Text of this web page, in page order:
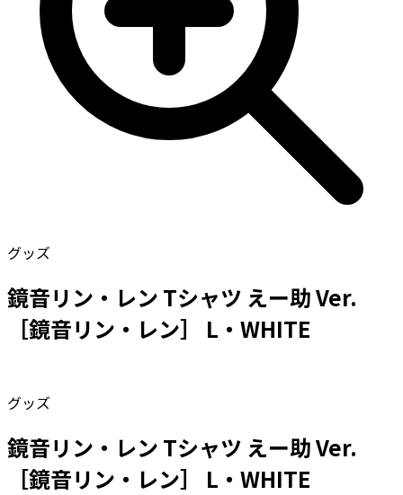
グッズ
鏡音リン・レン Tシャツ えー助 Ver.
［鏡音リン・レン］ L・WHITE
グッズ
鏡音リン・レン Tシャツ えー助 Ver.
［鏡音リン・レン］ L・WHITE